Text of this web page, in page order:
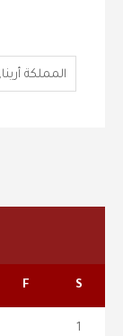
المملكة
F S
1